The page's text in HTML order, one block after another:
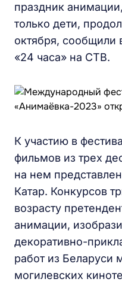
праздник
только дети,
октября, сообщили
«24 часа» на СТВ.
К участию в
фильмов из трех
на нем
Катар. Конкурсов
возрасту
анимации,
декоративно-
работ из Беларуси
могилевских